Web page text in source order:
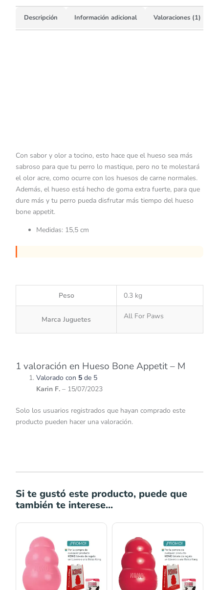
Descripción Información adicional Valoraciones (1)
Con sabor y olor a tocino, esto hace que el hueso sea más
sabroso para que tu perro lo mastique, pero no te molestará
el olor acre, como ocurre con los huesos de carne normales.
Además, el hueso está hecho de goma extra fuerte, para que
dure más y tu perro pueda disfrutar más tiempo del hueso
bone appetit.
Medidas: 15,5 cm
Peso 0.3 kg
Marca Juguetes All For Paws
1 valoración en Hueso Bone Appetit – M
Valorado con 5 de 5
Karin F. – 15/07/2023
Solo los usuarios registrados que hayan comprado este
producto pueden hacer una valoración.
Si te gustó este producto, puede que
también te interese...
de
precios:
desde
S/41.00
hasta
de
precios:
desde
S/38.00
hasta